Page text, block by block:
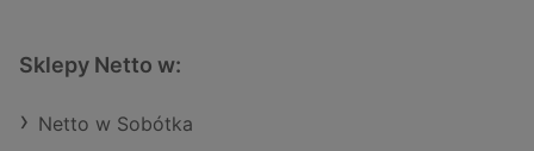
Sklepy Netto w:
Netto w Sobótka